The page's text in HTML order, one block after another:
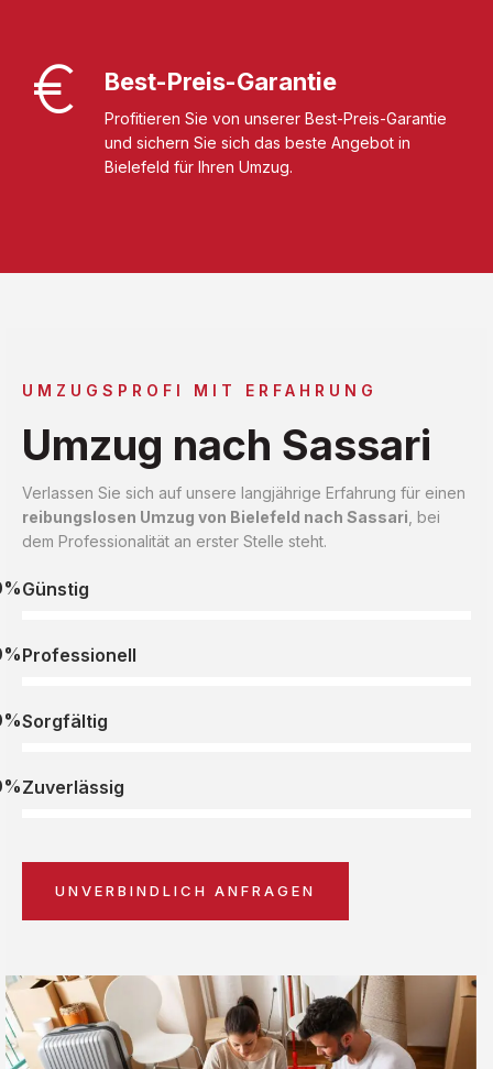
Best-Preis-Garantie
Profitieren Sie von unserer Best-Preis-Garantie
und sichern Sie sich das beste Angebot in
Bielefeld für Ihren Umzug.
UMZUGSPROFI MIT ERFAHRUNG
Umzug nach Sassari
Verlassen Sie sich auf unsere langjährige Erfahrung für einen
reibungslosen Umzug von Bielefeld nach Sassari , bei
dem Professionalität an erster Stelle steht.
Günstig
Professionell
Sorgfältig
Zuverlässig
UNVERBINDLICH ANFRAGEN